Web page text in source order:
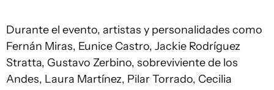
Durante el evento, artistas y personalidades como
Fernán Miras, Eunice Castro, Jackie Rodríguez
Stratta, Gustavo Zerbino, sobreviviente de los
Andes, Laura Martínez, Pilar Torrado, Cecilia